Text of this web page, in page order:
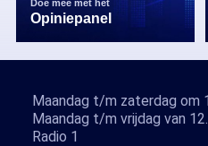
Doe mee met het
Opiniepanel
Maandag t/m zaterdag om
Maandag t/m vrijdag van
Radio 1